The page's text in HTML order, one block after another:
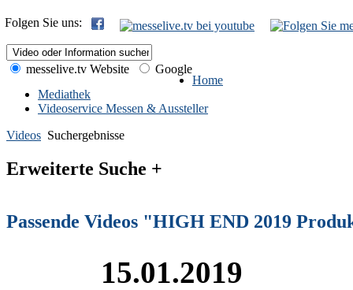
Folgen Sie uns:
messelive.tv Website
Google
Home
Mediathek
Videoservice Messen & Aussteller
Videos Suchergebnisse
Erweiterte Suche +
Passende Videos "HIGH END 2019
15.01.2019